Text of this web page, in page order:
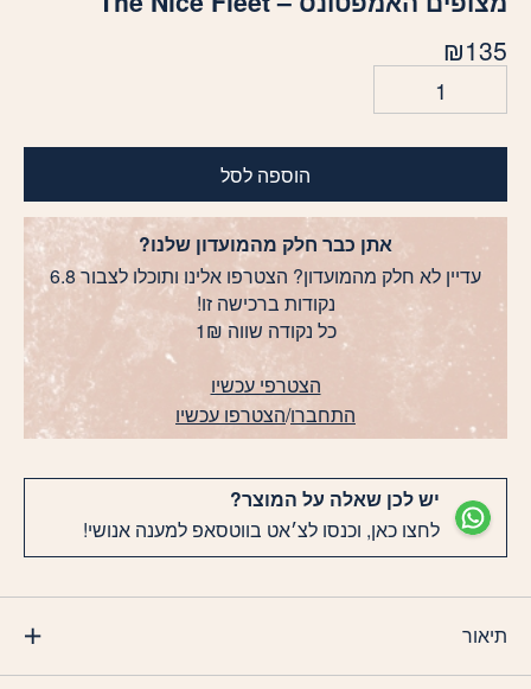
₪135
הוספה לסל
אתן כבר חלק מהמועדון שלנו?
עדיין לא חלק מהמועדון? הצטרפו אלינו ותוכלו לצבור 6.8
נקודות ברכישה זו!
כל נקודה שווה 1₪
הצטרפי עכשיו
התחברו/הצטרפו עכשיו
יש לכן שאלה על המוצר?
לחצו כאן, וכנסו לצ׳אט בווטסאפ למענה אנושי!
תיאור